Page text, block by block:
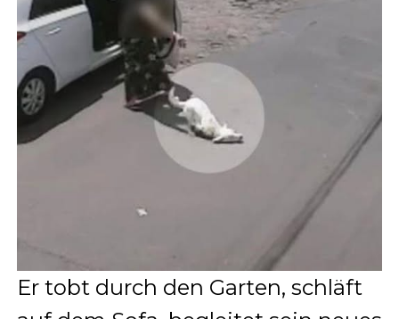
Er tobt durch den Garten, schläft